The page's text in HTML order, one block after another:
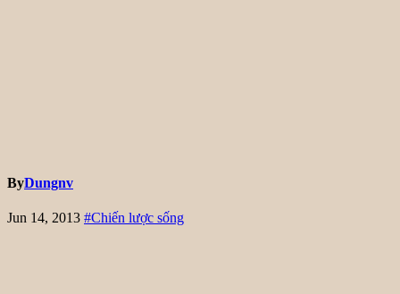
ByDungnv
Jun 14, 2013 #Chiến lược sống